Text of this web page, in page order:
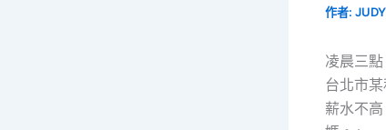
作者: JUDY
凌晨三
台北市
薪水不